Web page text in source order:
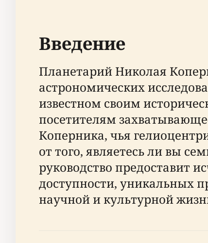
Введение
Планетарий Николая
астрономических
известном своим
посетителям
Коперника, чья
от того, являетесь ли вы
руководство предоставит
доступности, уникальных
научной и культурной